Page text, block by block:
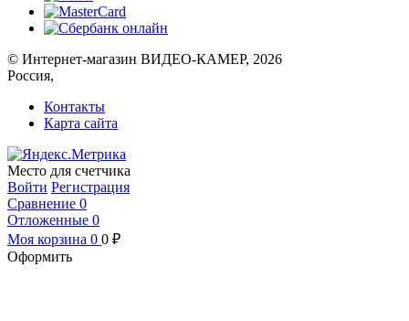
© Интернет-магазин ВИДЕО-КАМЕР, 2026
Россия,
Контакты
Карта сайта
Место для счетчика
Войти Регистрация
Сравнение 0
Отложенные 0
Моя корзина 0 0 ₽
Оформить